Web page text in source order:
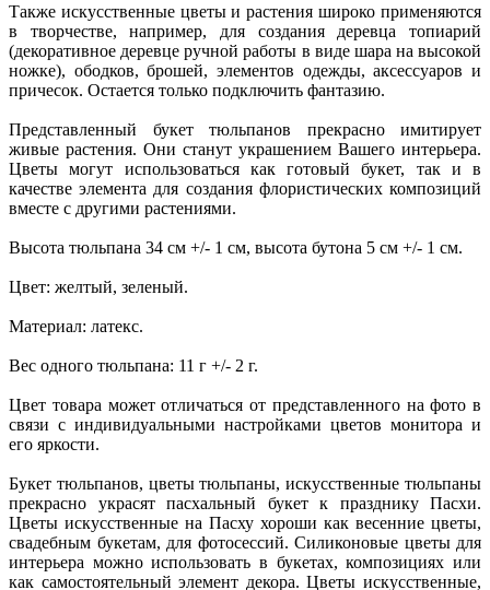
Также искусственные цветы и растения широко применяются
в творчестве, например, для создания деревца топиарий
(декоративное деревце ручной работы в виде шара на высокой
ножке), ободков, брошей, элементов одежды, аксессуаров и
причесок. Остается только подключить фантазию.
Представленный букет тюльпанов прекрасно имитирует
живые растения. Они станут украшением Вашего интерьера.
Цветы могут использоваться как готовый букет, так и в
качестве элемента для создания флористических композиций
вместе с другими растениями.
Высота тюльпана 34 см +/- 1 см, высота бутона 5 см +/- 1 см.
Цвет: желтый, зеленый.
Материал: латекс.
Вес одного тюльпана: 11 г +/- 2 г.
Цвет товара может отличаться от представленного на фото в
связи с индивидуальными настройками цветов монитора и
его яркости.
Букет тюльпанов, цветы тюльпаны, искусственные тюльпаны
прекрасно украсят пасхальный букет к празднику Пасхи.
Цветы искусственные на Пасху хороши как весенние цветы,
свадебным букетам, для фотосессий. Силиконовые цветы для
интерьера можно использовать в букетах, композициях или
как самостоятельный элемент декора.Цветы искусственные,